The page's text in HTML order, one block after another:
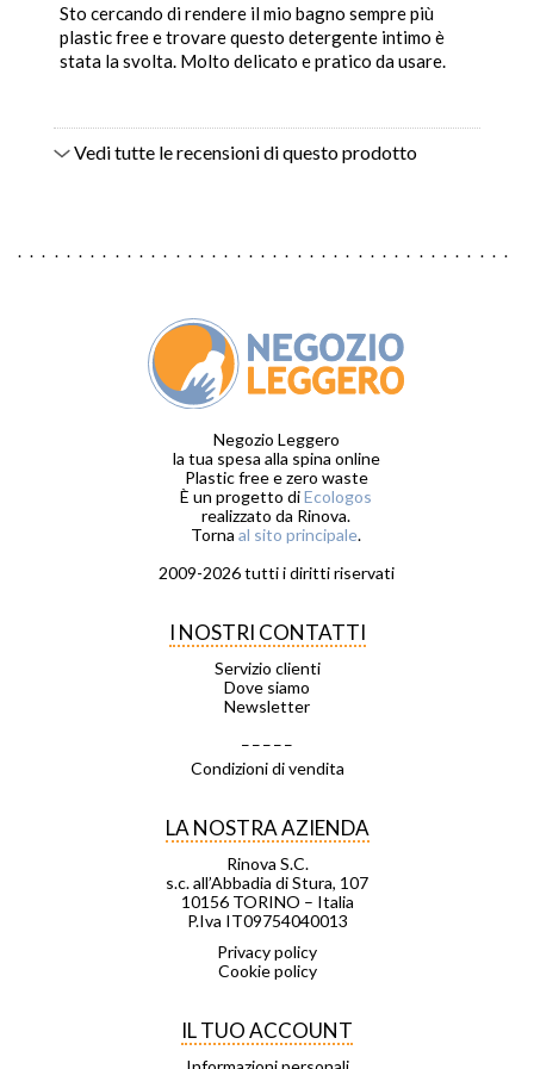
Sto cercando di rendere il mio bagno sempre più
plastic free e trovare questo detergente intimo è
stata la svolta. Molto delicato e pratico da usare.
Vedi tutte le recensioni di questo prodotto
Negozio Leggero
la tua spesa alla spina online
Plastic free e zero waste
È un progetto diEcologos
realizzato da Rinova.
Torna al sito principale.
2009-2026 tutti i diritti riservati
I NOSTRI CONTATTI
Servizio clienti
Dove siamo
Newsletter
Condizioni di vendita
LA NOSTRA AZIENDA
Rinova S.C.
s.c. all’Abbadia di Stura, 107
10156 TORINO – Italia
P.Iva IT09754040013
Privacy policy
Cookie policy
IL TUO ACCOUNT